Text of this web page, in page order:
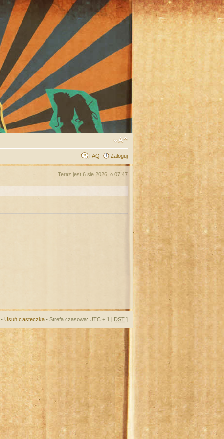
FAQ Zaloguj
Teraz jest 6 sie 2026, o 07:47
• Usuń ciasteczka • Strefa czasowa: UTC + 1 [ DST ]